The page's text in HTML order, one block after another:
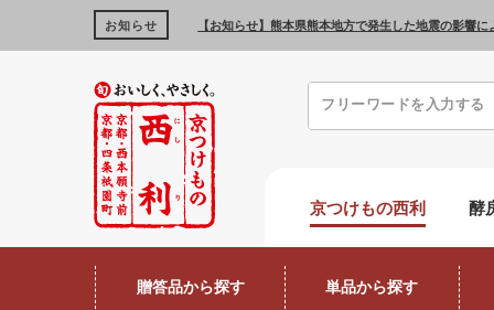
お知らせ 【お知らせ】熊本県熊本地方で発生した地震の影響
京つけもの西利 酵
贈答品から探す 単品から探す